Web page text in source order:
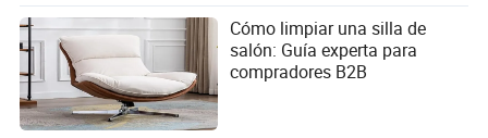
Cómo limpiar una silla de
salón: Guía experta para
compradores B2B